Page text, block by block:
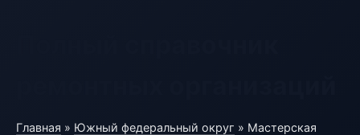
Главная » Южный федеральный округ » Мастерская